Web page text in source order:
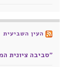
העין השביעית
"סביבה ציונית